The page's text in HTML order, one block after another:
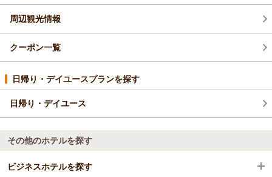
周辺観光情報
クーポン一覧
日帰り・デイユースプランを探す
日帰り・デイユース
その他のホテルを探す
ビジネスホテルを探す